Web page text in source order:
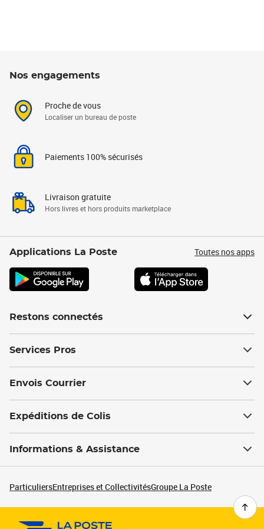
Nos engagements
Proche de vous
Localiser un bureau de poste
Paiements 100% sécurisés
Livraison gratuite
Hors livres et hors produits marketplace
Applications La Poste Toutes nos apps
Restons connectés
Services Pros
Envois Courrier
Expéditions de Colis
Informations & Assistance
ParticuliersEntreprises et CollectivitésGroupe La Poste